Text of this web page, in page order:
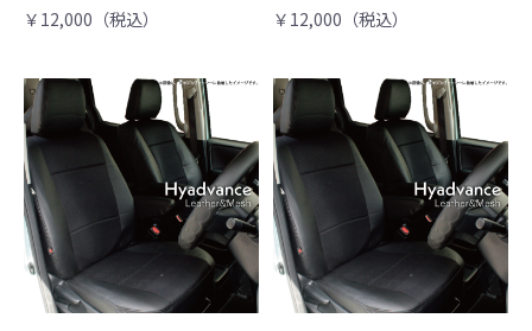
￥12,000（税込） ￥12,000（税込）